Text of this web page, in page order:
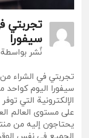
تجربتي
سيفورا
نٌشر
تجربتي في الشراء
سيفورا اليوم
الإلكترونية التي
على مستوى العالم
يحتاجون إليه من